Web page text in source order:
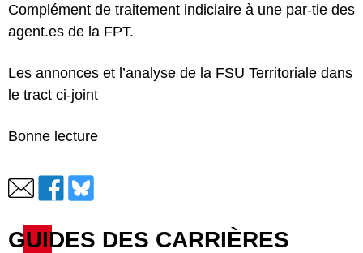
Complément de traitement indiciaire à une par-tie des
agent.es de la FPT.
Les annonces et l’analyse de la FSU Territoriale dans
le tract ci-joint
Bonne lecture
GUIDES DES CARRIÈRES